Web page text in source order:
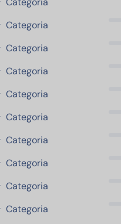
Categoria
Categoria
Categoria
Categoria
Categoria
Categoria
Categoria
Categoria
Categoria